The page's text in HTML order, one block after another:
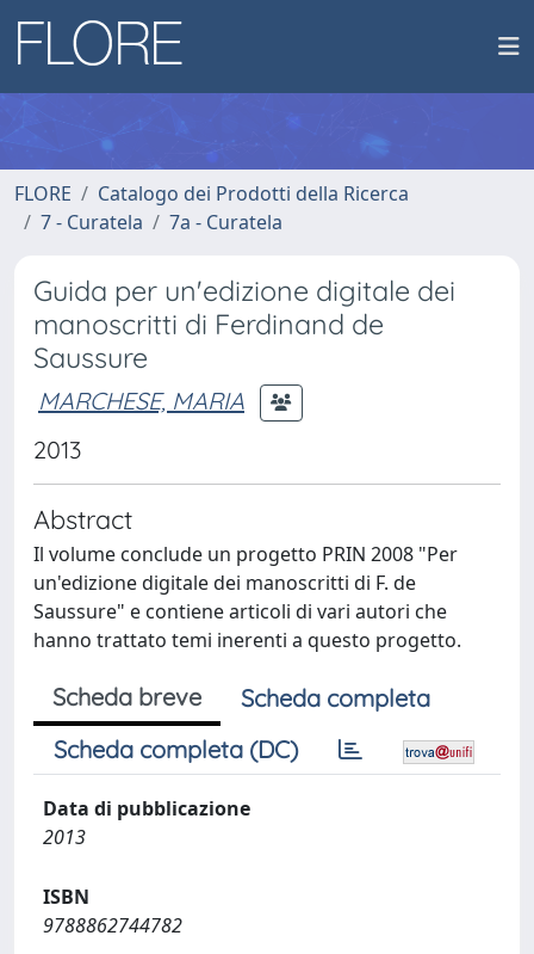
FLORE
Catalogo dei Prodotti della Ricerca
7 - Curatela
7a - Curatela
Guida per un'edizione digitale dei
manoscritti di Ferdinand de
Saussure
MARCHESE, MARIA
2013
Abstract
Il volume conclude un progetto PRIN 2008 "Per
un'edizione digitale dei manoscritti di F. de
Saussure" e contiene articoli di vari autori che
hanno trattato temi inerenti a questo progetto.
Scheda breve
Scheda completa
Scheda completa (DC)
Data di pubblicazione
2013
ISBN
9788862744782